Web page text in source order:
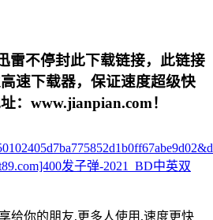
雷不停封此下载链接，此链接
速下载器，保证速度超级快
：www.jianpian.com！
发子弹-2021_BD中英双
给你的朋友,更多人使用,速度更快